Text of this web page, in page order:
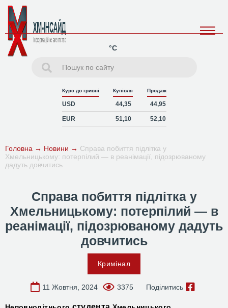
°C
Курс до гривні Купівля Продаж
USD 44,35 44,95
EUR 51,10 52,10
Головна → Новини → Справа побиття підлітка у
Хмельницькому: потерпілий — в реанімації, підозрюваному
дадуть довчитись
Справа побиття підлітка у
Хмельницькому: потерпілий — в
реанімації, підозрюваному дадуть
довчитись
Кримінал
11 Жовтня, 2024 3375 Поділитись